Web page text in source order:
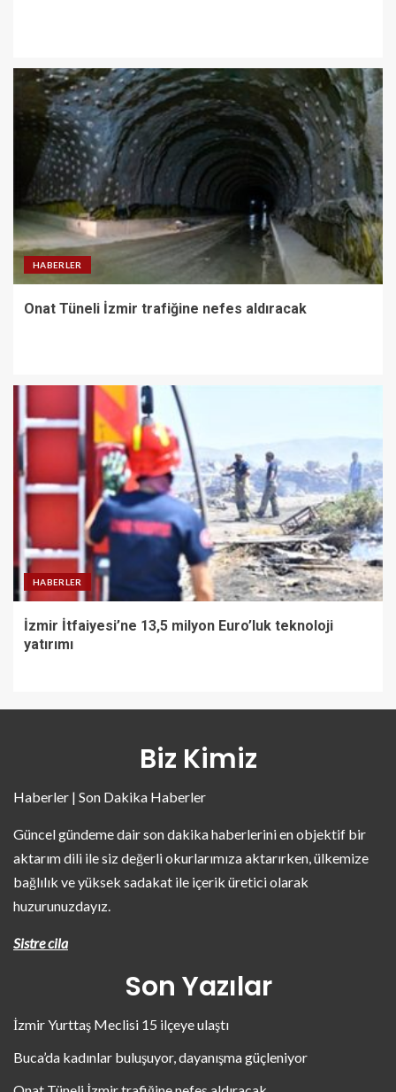
HABERLER
Onat Tüneli İzmir trafiğine nefes aldıracak
HABERLER
İzmir İtfaiyesi’ne 13,5 milyon Euro’luk teknoloji
yatırımı
Biz Kimiz
Haberler | Son Dakika Haberler
Güncel gündeme dair son dakika haberlerini en objektif bir
aktarım dili ile siz değerli okurlarımıza aktarırken, ülkemize
bağlılık ve yüksek sadakat ile içerik üretici olarak
huzurunuzdayız.
Sistre cila
Son Yazılar
İzmir Yurttaş Meclisi 15 ilçeye ulaştı
Buca’da kadınlar buluşuyor, dayanışma güçleniyor